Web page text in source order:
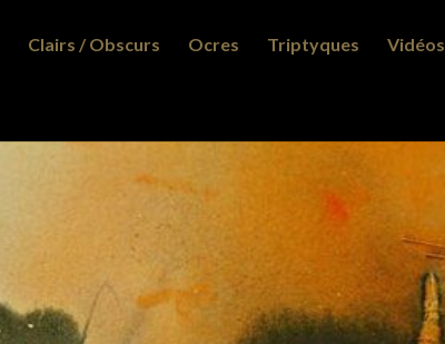
Clairs / Obscurs Ocres Triptyques Vidéos